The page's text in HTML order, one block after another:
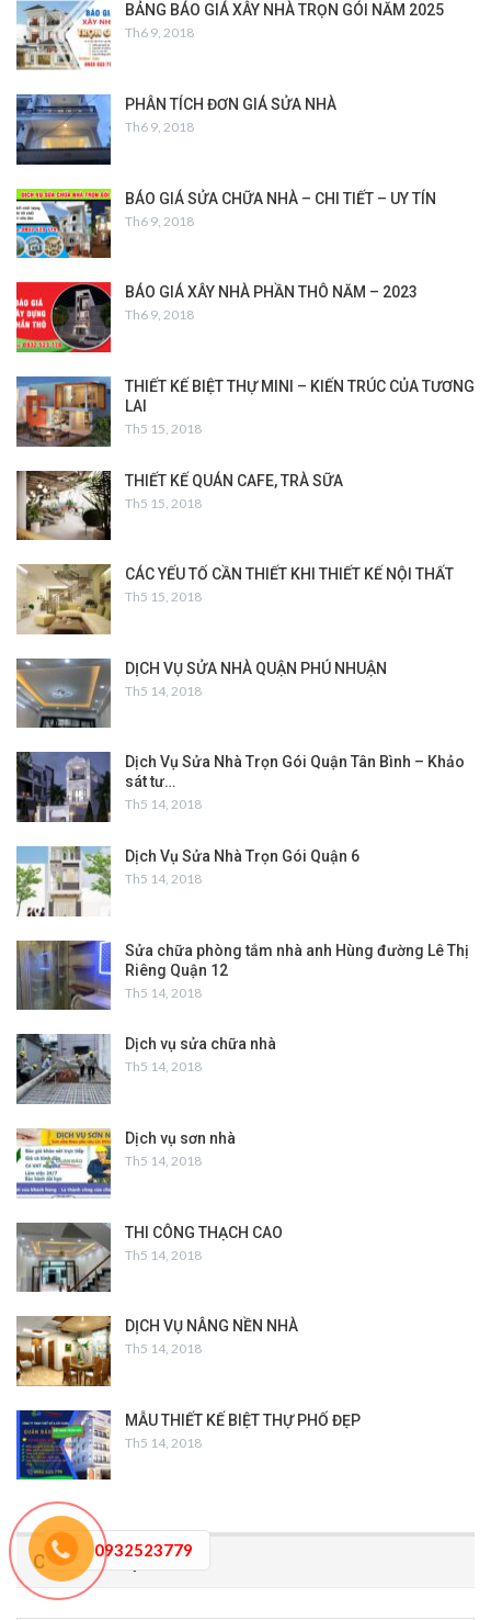
BẢNG BÁO GIÁ XÂY NHÀ TRỌN GÓI NĂM 2025
Th6 9, 2018
PHÂN TÍCH ĐƠN GIÁ SỬA NHÀ
Th6 9, 2018
BÁO GIÁ SỬA CHỮA NHÀ – CHI TIẾT – UY TÍN
Th6 9, 2018
BÁO GIÁ XÂY NHÀ PHẦN THÔ NĂM – 2023
Th6 9, 2018
THIẾT KẾ BIỆT THỰ MINI – KIẾN TRÚC CỦA TƯƠNG
LAI
Th5 15, 2018
THIẾT KẾ QUÁN CAFE, TRÀ SỮA
Th5 15, 2018
CÁC YẾU TỐ CẦN THIẾT KHI THIẾT KẾ NỘI THẤT
Th5 15, 2018
DỊCH VỤ SỬA NHÀ QUẬN PHÚ NHUẬN
Th5 14, 2018
Dịch Vụ Sửa Nhà Trọn Gói Quận Tân Bình – Khảo
sát tư…
Th5 14, 2018
Dịch Vụ Sửa Nhà Trọn Gói Quận 6
Th5 14, 2018
Sửa chữa phòng tắm nhà anh Hùng đường Lê Thị
Riêng Quận 12
Th5 14, 2018
Dịch vụ sửa chữa nhà
Th5 14, 2018
Dịch vụ sơn nhà
Th5 14, 2018
THI CÔNG THẠCH CAO
Th5 14, 2018
DỊCH VỤ NÂNG NỀN NHÀ
Th5 14, 2018
MẪU THIẾT KẾ BIỆT THỰ PHỐ ĐẸP
Th5 14, 2018
CHUYÊN MỤC
0932523779